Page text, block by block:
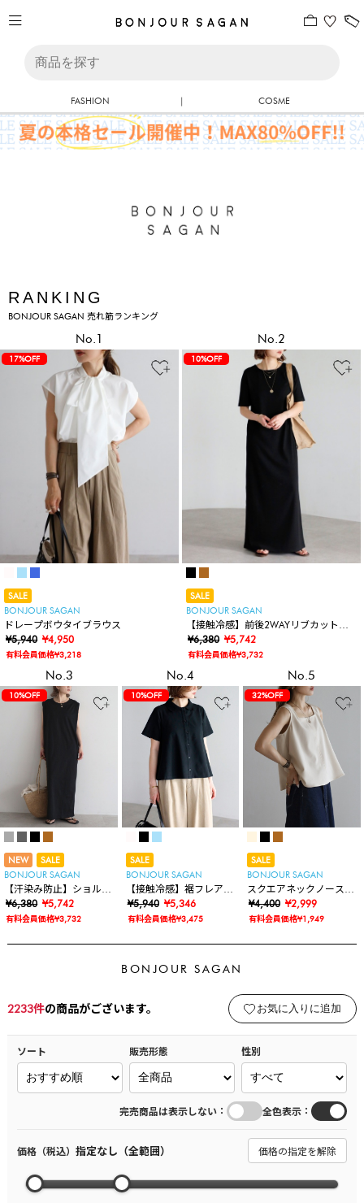
FASHION | COSME
RANKING
BONJOUR SAGAN 売れ筋ランキング
No.1
17%OFF
SALE
BONJOUR SAGAN
ドレープボウタイブラウス
¥5,940 ¥4,950
有料会員価格¥3,218
No.2
10%OFF
SALE
BONJOUR SAGAN
【接触冷感】前後2WAYリブカットワ
ンピース
¥6,380 ¥5,742
有料会員価格¥3,732
No.3
10%OFF
NEW
SALE
BONJOUR SAGAN
【汗染み防止】ショルダ
ータックノースリワンピ
ース
¥6,380 ¥5,742
有料会員価格¥3,732
No.4
10%OFF
SALE
BONJOUR SAGAN
【接触冷感】裾フレアポ
ロシャツ
¥5,940 ¥5,346
有料会員価格¥3,475
No.5
32%OFF
SALE
BONJOUR SAGAN
スクエアネックノースリ
ブラウス
¥4,400 ¥2,999
有料会員価格¥1,949
BONJOUR SAGAN
2233件の商品がございます。 お気に入りに追加
ソート 販売形態 性別
完売商品は表示しない ： 全色表示 ：
価格（税込） 指定なし（全範囲） 価格の指定を解除